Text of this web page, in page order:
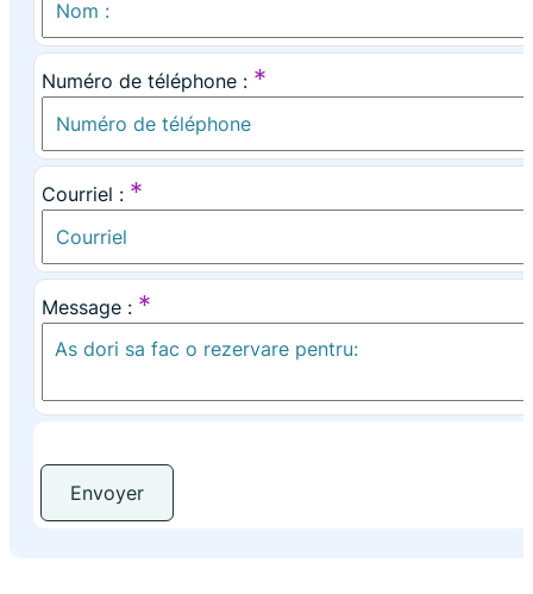
Numéro de téléphone : *
Courriel : *
Message : *
Envoyer